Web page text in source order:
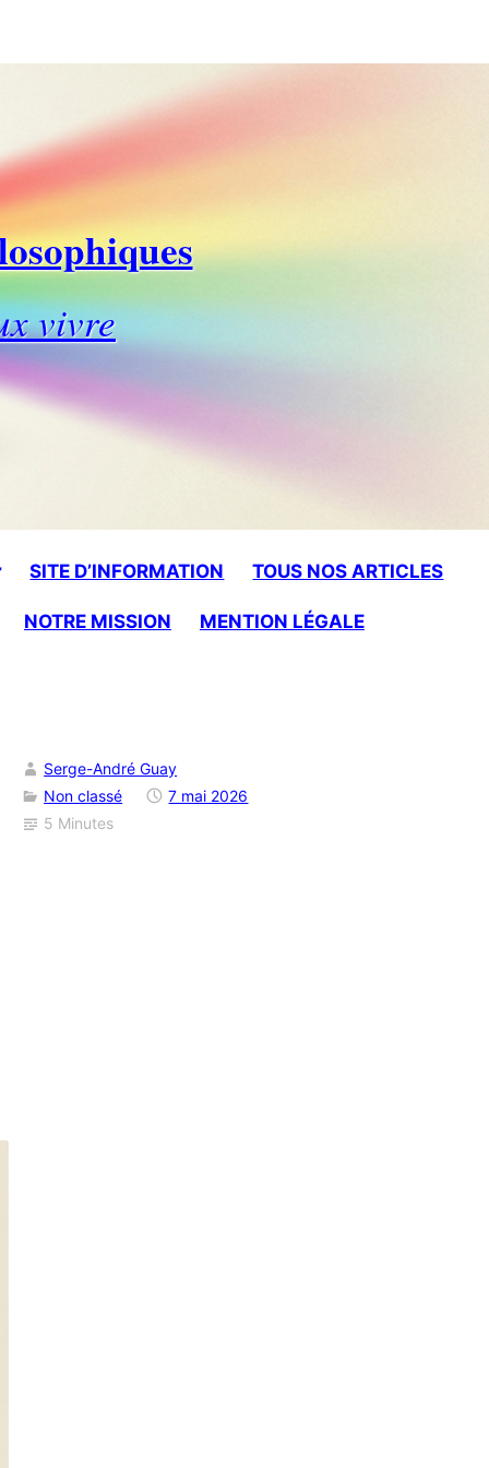
vivre
SITE D’INFORMATION TOUS NOS ARTICLES
NOTRE MISSION MENTION LÉGALE
Serge-André Guay
Non classé
7 mai 2026
5 Minutes